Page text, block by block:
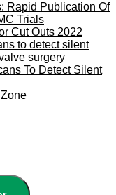
Rapid Publication Of
Trials
Cut Outs 2022
to detect silent
surgery
To Detect Silent